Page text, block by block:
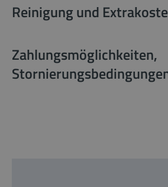
Reinigung und
Zahlungsmöglichkeiten,